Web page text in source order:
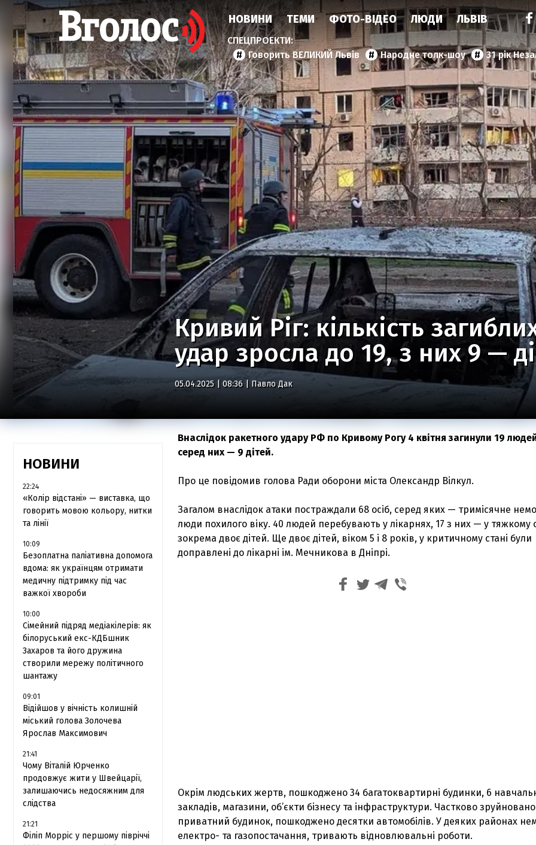
НОВИНИ ТЕМИ ФОТО-ВІДЕО ЛЮДИ ЛЬВІВ
Говорить ВЕЛИКИЙ Львів Народне толк-шоу 31 рік
Кривий Ріг: кількість
удар зросла до 19, з них 9 —
05.04.2025 | 08:36 | Павло Дак
НОВИНИ
22:24
«Колір відстані» — виставка, що
говорить мовою кольору, нитки
та лінії
10:09
Безоплатна паліативна допомога
вдома: як українцям отримати
медичну підтримку під час
важкої хвороби
10:00
Сімейний підряд медіакілерів: як
білоруський екс-КДБшник
Захаров та його дружина
створили мережу політичного
шантажу
09:01
Відійшов у вічність колишній
міський голова Золочева
Ярослав Максимович
21:41
Чому Віталій Юрченко
продовжує жити у Швейцарії,
залишаючись недосяжним для
слідства
21:21
Філіп Морріс у першому півріччі
Внаслідок ракетного удару РФ по Кривому Рогу 4 квітня загинули 19
серед них — 9 дітей.
Про це повідомив голова Ради оборони міста Олександр Вілкул.
Загалом внаслідок атаки постраждали 68 осіб, серед яких — тримісячне
люди похилого віку. 40 людей перебувають у лікарнях, 17 з них — у тяжкому
зокрема двоє дітей. Ще двоє дітей, віком 5 і 8 років, у критичному стані були
доправлені до лікарні ім. Мечникова в Дніпрі.
Окрім людських жертв, пошкоджено 34 багатоквартирні будинки, 6
закладів, магазини, об’єкти бізнесу та інфраструктури. Частково зруйновано
приватний будинок, пошкоджено десятки автомобілів. У деяких районах
електро- та газопостачання, тривають відновлювальні роботи.